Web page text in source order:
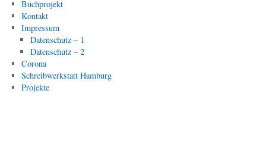
Buchprojekt
Kontakt
Impressum
Datenschutz – 1
Datenschutz – 2
Corona
Schreibwerkstatt Hamburg
Projekte